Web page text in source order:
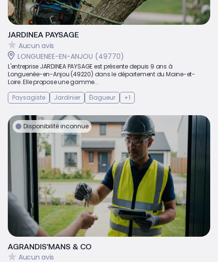
JARDINEA PAYSAGE
Aucun avis
LONGUENEE-EN-ANJOU (49770)
L'entreprise JARDINEA PAYSAGE est présente depuis 9 ans à
Longuenée-en-Anjou (49220) dans le département du Maine-et-
Loire. Elle propose une gamme...
Paysagiste
Jardinier Élagueur +1
Disponibilité inconnue
AGRANDIS'MANS & CO
Aucun avis